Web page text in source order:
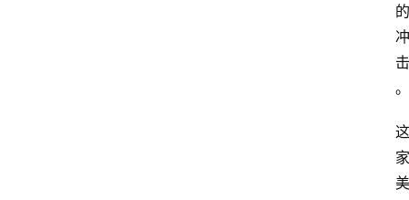
的
冲
击
。
这
家
美